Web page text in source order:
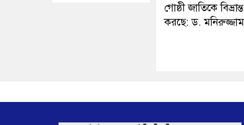
গোষ্ঠী জাতিকে বিভ্রান্ত
করছে: ড.